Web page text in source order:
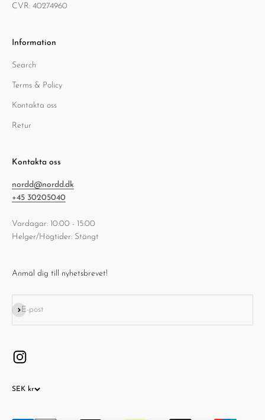
CVR: 40274960
Information
Search
Terms & Policy
Kontakta oss
Retur
Kontakta oss
nordd@nordd.dk
+45 30205040
Vardagar: 10:00 - 15:00
Helger/Högtider: Stängt
Anmäl dig till nyhetsbrevet!
E-post
Prenumerera
SEK kr